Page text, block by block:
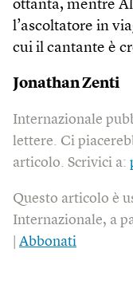
ottanta, mentre
l’ascoltatore in
cui il cantante è
Jonathan Zenti
Internazionale
lettere. Ci
articolo. Scrivici a:
Questo articolo è
Internazionale, a
Abbonati